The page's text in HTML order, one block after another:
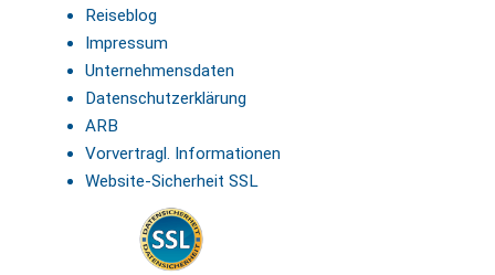
Reiseblog
Impressum
Unternehmensdaten
Datenschutzerklärung
ARB
Vorvertragl. Informationen
Website-Sicherheit SSL